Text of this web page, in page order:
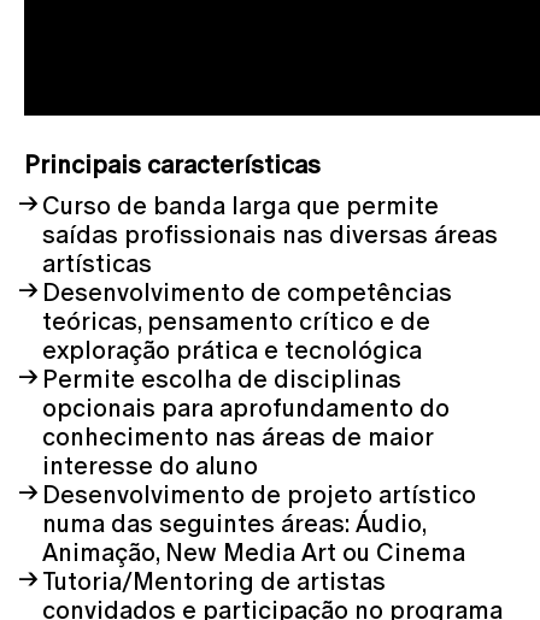
Principais características
Curso de banda larga que permite
saídas profissionais nas diversas áreas
artísticas
Desenvolvimento de competências
teóricas, pensamento crítico e de
exploração prática e tecnológica
Permite escolha de disciplinas
opcionais para aprofundamento do
conhecimento nas áreas de maior
interesse do aluno
Desenvolvimento de projeto artístico
numa das seguintes áreas: Áudio,
Animação, New Media Art ou Cinema
Tutoria/Mentoring de artistas
convidados e participação no programa